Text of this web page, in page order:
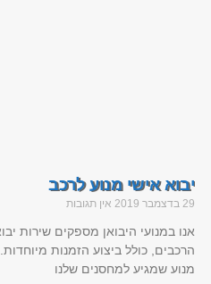
יבוא אישי מנוע לרכב
29 בדצמבר 2019 אין תגובות
אנו במנועי היבואן מספקים שירות
הרכבים, כולל ביצוע הזמנות
מנוע שמגיע למחסנים שלנו